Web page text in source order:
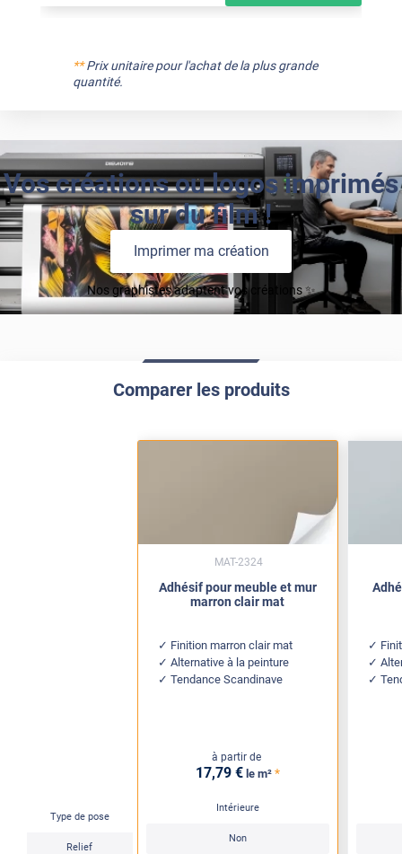
**Prix unitaire pour l'achat de la plus grande
quantité.
Vos créations ou logos imprimés
sur du film !
Imprimer ma création
Nos graphistes adaptent vos créations ✨
Comparer les produits
Type de pose
Relief
Adhésif pour meuble et mur
marron clair mat
Finition marron clair mat
Alternative à la peinture
Tendance Scandinave
à partir de
17,79 € le m² *
Intérieure
Non
MAT-2324